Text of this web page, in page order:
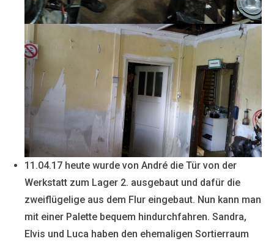
11.04.17 heute wurde von André die Tür von der
Werkstatt zum Lager 2. ausgebaut und dafür die
zweiflügelige aus dem Flur eingebaut. Nun kann man
mit einer Palette bequem hindurchfahren. Sandra,
Elvis und Luca haben den ehemaligen Sortierraum